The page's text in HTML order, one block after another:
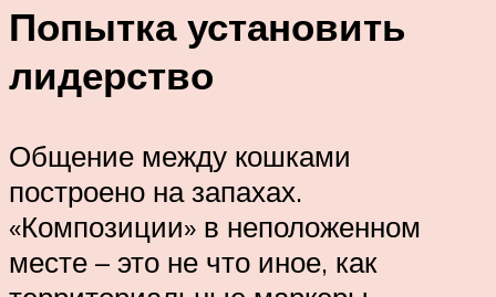
Попытка установить
лидерство
Общение между кошками
построено на запахах.
«Композиции» в неположенном
месте – это не что иное, как